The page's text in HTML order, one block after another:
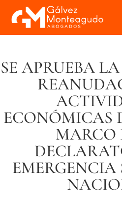
SE APRUEBA
ECONÓMICAS
MARCO